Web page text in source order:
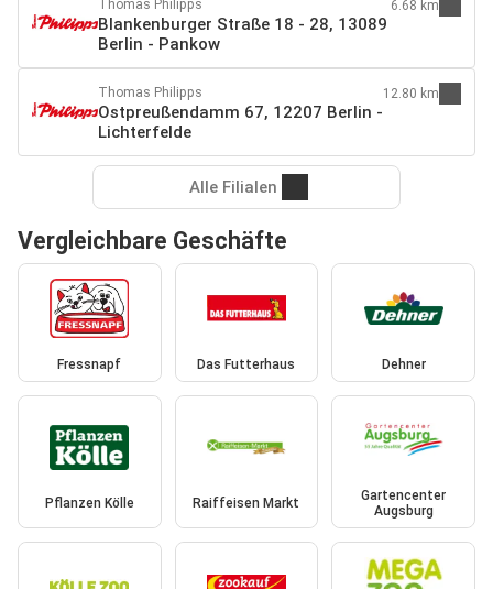
Thomas Philipps
Blankenburger Straße 18 - 28, 13089
Berlin - Pankow
6.68 km
Thomas Philipps
Ostpreußendamm 67, 12207 Berlin -
Lichterfelde
12.80 km
Alle Filialen
Vergleichbare Geschäfte
Fressnapf Das Futterhaus Dehner
Pflanzen Kölle Raiffeisen Markt
Gartencenter
Augsburg